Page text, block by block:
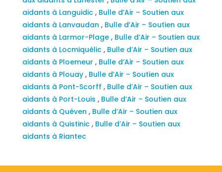
aidants à Languidic , Bulle d’Air – Soutien aux
aidants à Lanvaudan , Bulle d’Air – Soutien aux
aidants à Larmor-Plage , Bulle d’Air – Soutien aux
aidants à Locmiquélic , Bulle d’Air – Soutien aux
aidants à Ploemeur , Bulle d’Air – Soutien aux
aidants à Plouay , Bulle d’Air – Soutien aux
aidants à Pont-Scorff , Bulle d’Air – Soutien aux
aidants à Port-Louis , Bulle d’Air – Soutien aux
aidants à Quéven , Bulle d’Air – Soutien aux
aidants à Quistinic , Bulle d’Air – Soutien aux
aidants à Riantec